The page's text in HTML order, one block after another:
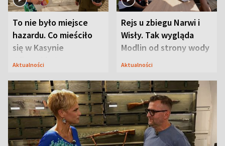
To nie było miejsce
hazardu. Co mieściło
się w Kasynie
Oficerskim?
Aktualności
Rejs u zbiegu Narwi i
Wisły. Tak wygląda
Modlin od strony wody
Aktualności